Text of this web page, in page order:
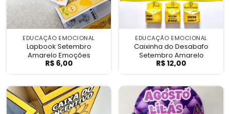
EDUCAÇÃO EMOCIONAL
Lapbook Setembro
Amarelo Emoções
Lapbook Setembro Amarelo Emoções
R$6,00
EDUCAÇÃO EMOCIONAL
Caixinha do Desabafo
Setembro Amarelo
Caixinha do
R$12,00